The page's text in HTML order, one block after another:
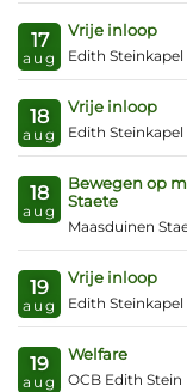
17
aug
Vrije inloop
Edith Steinkapel
18
aug
Vrije inloop
Edith Steinkapel
18
aug
Bewegen op
Staete
Maasduinen
19
aug
Vrije inloop
Edith Steinkapel
19
aug
Welfare
OCB Edith Stein